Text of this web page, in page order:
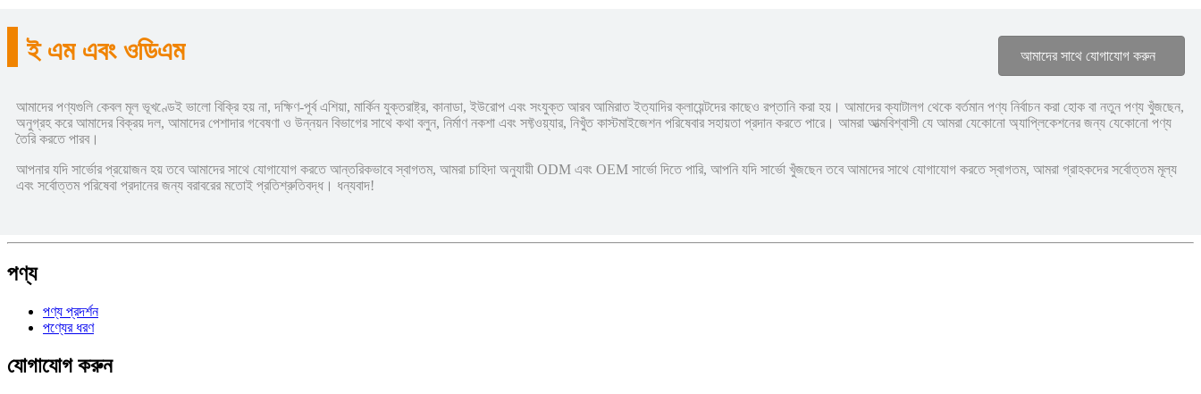
ই এম এবং ওডিএম আমাদের সাথে যোগাযোগ করুন
আমাদের পণ্যগুলি কেবল মূল ভূখণ্ডেই ভালো বিক্রি হয় না, দক্ষিণ-পূর্ব এশিয়া, মার্কিন যুক্তরাষ্ট্র, কানাডা, ইউরোপ এবং সংযুক্ত আরব আমিরাত ইত্যাদির ক্লায়েন্টদের কাছেও রপ্তানি করা হয়। আমাদের ক্যাটালগ থেকে বর্তমান পণ্য নির্বাচন করা হোক বা নতুন পণ্য খুঁজছেন,
অনুগ্রহ করে আমাদের বিক্রয় দল, আমাদের পেশাদার গবেষণা ও উন্নয়ন বিভাগের সাথে কথা বলুন, নির্মাণ নকশা এবং সফ্টওয়্যার, নিখুঁত কাস্টমাইজেশন পরিষেবার সহায়তা প্রদান করতে পারে। আমরা আত্মবিশ্বাসী যে আমরা যেকোনো অ্যাপ্লিকেশনের জন্য যেকোনো পণ্য
তৈরি করতে পারব।
আপনার যদি সার্ভোর প্রয়োজন হয় তবে আমাদের সাথে যোগাযোগ করতে আন্তরিকভাবে স্বাগতম, আমরা চাহিদা অনুযায়ী ODM এবং OEM সার্ভো দিতে পারি, আপনি যদি সার্ভো খুঁজছেন তবে আমাদের সাথে যোগাযোগ করতে স্বাগতম, আমরা গ্রাহকদের সর্বোত্তম মূল্য
এবং সর্বোত্তম পরিষেবা প্রদানের জন্য বরাবরের মতোই প্রতিশ্রুতিবদ্ধ। ধন্যবাদ!
পণ্য
পণ্য প্রদর্শন
পণ্যের ধরণ
যোগাযোগ করুন